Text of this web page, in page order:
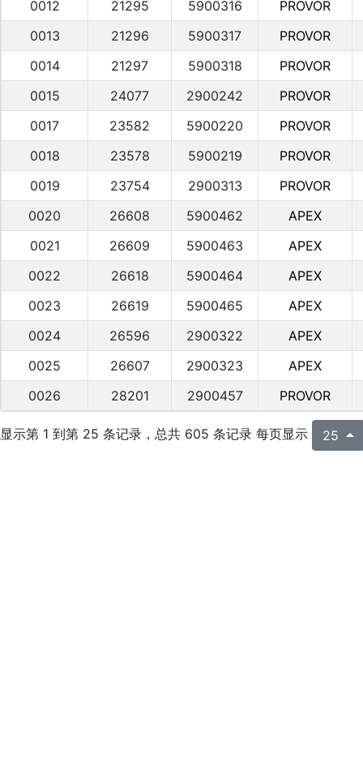
0012
21295 5900316
PROVOR
0013
21296 5900317
PROVOR
0014
21297 5900318
PROVOR
0015
24077 2900242
PROVOR
0017
23582 5900220
PROVOR
0018
23578 5900219
PROVOR
0019
23754 2900313
PROVOR
0020
26608 5900462
APEX
0021
26609 5900463
APEX
0022
26618 5900464
APEX
0023
26619 5900465
APEX
0024
26596 2900322
APEX
0025
26607 2900323
APEX
0026
28201 2900457 PROVOR
显示第 1 到第 25 条记录，总共 605 条记录 每页显示 25